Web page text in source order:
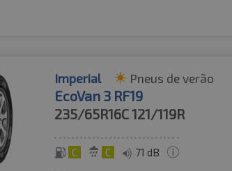
Imperial Pneus de verão
EcoVan 3 RF19
235/65R16C121/119R
C C 71 dB